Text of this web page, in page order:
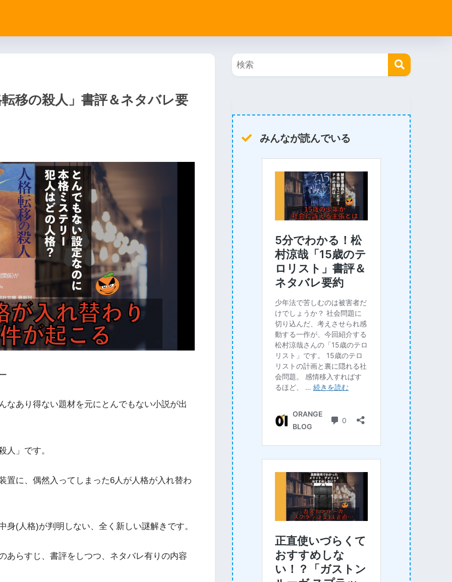
移の殺人」書評＆ネタバレ要
なあり得ない題材を元にとんでもない小説が出
人」です。
置に、偶然入ってしまった6人が人格が入れ替わ
(人格)が判明しない、全く新しい謎解きです。
あらすじ、書評をしつつ、ネタバレ有りの内容
みんなが読んでいる